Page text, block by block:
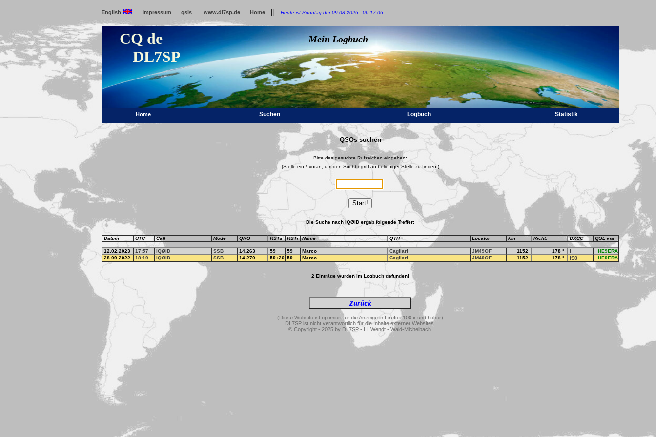
English : Impressum : qsls : www.dl7sp.de : Home Heute ist Sonntag der 09.08.2026 - 06:17:06
CQ de
DL7SP
Mein Logbuch
Home Suchen Logbuch Statistik
QSOs suchen
Bitte das gesuchte Rufzeichen eingeben:
(Stelle ein * voran, um den Suchbegriff an beliebiger Stelle zu finden!)
Start!
Die Suche nach IQØID ergab folgende Treffer:
Datum UTC Call Mode QRG RSTs RSTr Name QTH Locator km Richt. DXCC QSL via
12.02.2023 17:57 IQØID SSB 14.263 59 59 Marco Cagliari JM49OF 1152 178 ° I
HE9ERA
28.09.2022
18:19 IQØID SSB 14.270 59+20 59 Marco Cagliari JM49OF 1152 178 ° IS0 HE9ERA
2 Einträge wurden im Logbuch gefunden!
(Diese Website ist optimiert für die Anzeige in Firefox 100.x und höher)
DL7SP ist nicht verantwortlich für die Inhalte externer Websites.
© Copyright - 2025 by DL7SP - H. Wendt - Wald-Michelbach.